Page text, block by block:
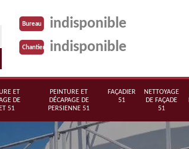
Bureau indisponible
Chantier indisponible
ET
DE
51
PEINTURE ET
DÉCAPAGE DE
PERSIENNE 51
FAÇADIER
51
NETTOYAGE
DE FAÇADE
51